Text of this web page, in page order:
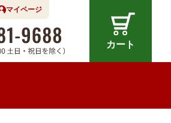
マイページ
カート